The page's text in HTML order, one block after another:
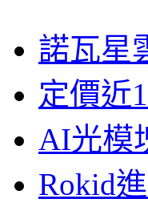
諾瓦星
定價近
AI光模
Rokid